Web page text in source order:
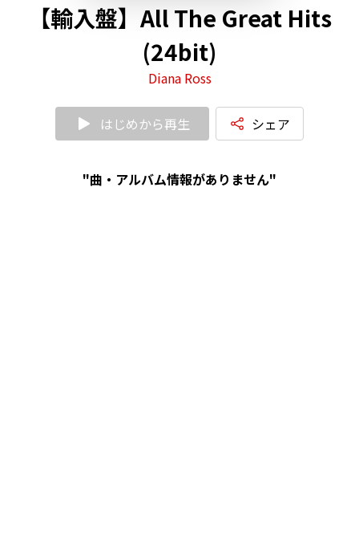
【輸入盤】All The Great Hits
(24bit)
Diana Ross
はじめから再生 シェア
"曲・アルバム情報がありません"